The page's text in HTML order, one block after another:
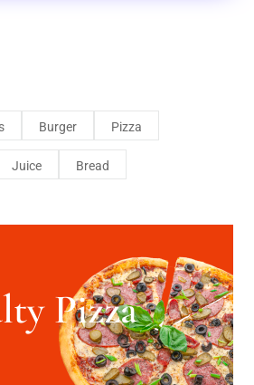
Burger Pizza
Juice Bread
Pizza